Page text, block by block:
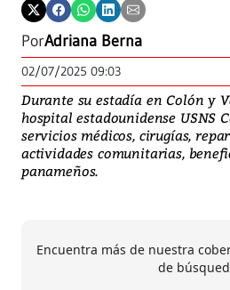
PorAdriana Berna
02/07/2025 09:03
Durante su estadía en Colón y
hospital estadounidense USNS
servicios médicos, cirugías,
actividades comunitarias,
panameños.
Encuentra más de nuestra
de